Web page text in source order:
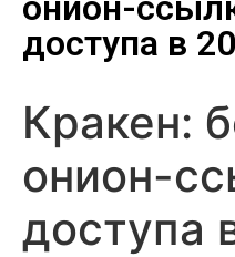
доступа в
Кракен:
онион-
доступа